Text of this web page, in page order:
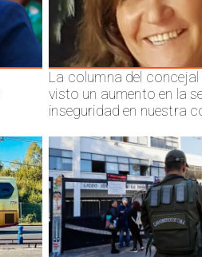
La columna del concejal
visto un aumento en la
inseguridad en nuestra